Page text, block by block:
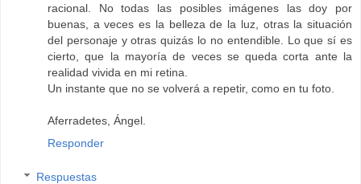
racional. No todas las posibles imágenes las doy por
buenas, a veces es la belleza de la luz, otras la situación
del personaje y otras quizás lo no entendible. Lo que sí es
cierto, que la mayoría de veces se queda corta ante la
realidad vivida en mi retina.
Un instante que no se volverá a repetir, como en tu foto.
Aferradetes, Ángel.
Responder
Respuestas